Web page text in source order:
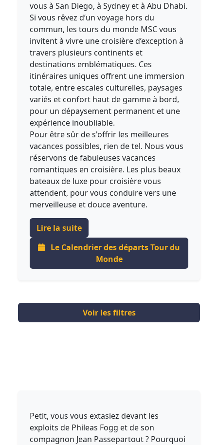
vous à San Diego, à Sydney et à Abu Dhabi.
Si vous rêvez d’un voyage hors du
commun, les tours du monde MSC vous
invitent à vivre une croisière d’exception à
travers plusieurs continents et
destinations emblématiques. Ces
itinéraires uniques offrent une immersion
totale, entre escales culturelles, paysages
variés et confort haut de gamme à bord,
pour un dépaysement permanent et une
expérience inoubliable.
Pour être sûr de s'offrir les meilleures
vacances possibles, rien de tel. Nous vous
réservons de fabuleuses vacances
romantiques en croisière. Les plus beaux
bateaux de luxe pour croisière vous
attendent, pour vous conduire vers une
merveilleuse et douce aventure.
Lire la suite
Le Calendrier des départs Tour du
Monde
Voir les filtres
Petit, vous vous extasiez devant les
exploits de Phileas Fogg et de son
compagnon Jean Passepartout ? Pourquoi